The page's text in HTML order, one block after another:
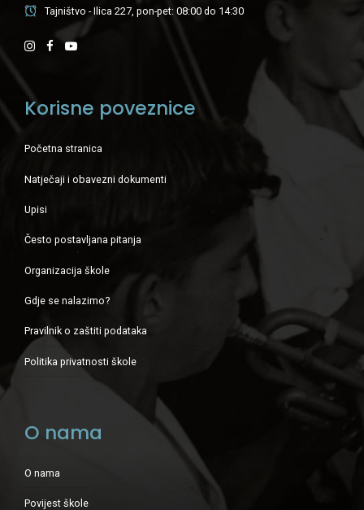
Tajništvo - Ilica 227, pon-pet: 08:00 do 14:30
Korisne poveznice
Početna stranica
Natječaji i obavezni dokumenti
Upisi
Često postavljana pitanja
Organizacija škole
Gdje se nalazimo?
Pravilnik o zaštiti podataka
Politika privatnosti škole
O nama
O nama
Povijest škole